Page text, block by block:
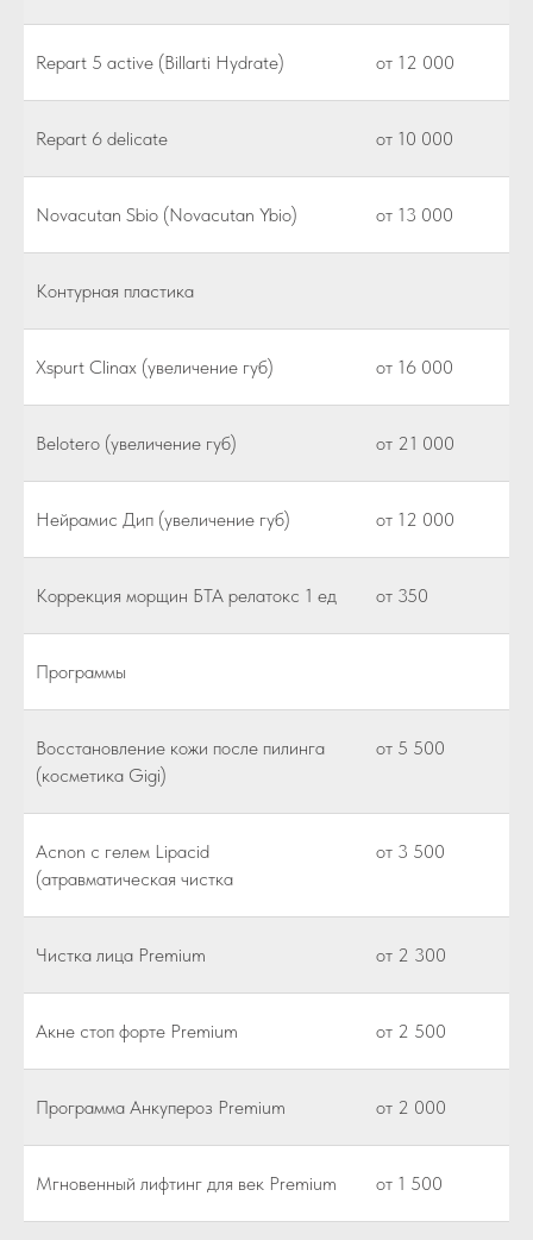
Repart 5 active (Billarti Hydrate) от 12 000
Repart 6 delicate от 10 000
Novacutan Sbio (Novacutan Ybio) от 13 000
Контурная пластика
Xspurt Clinax (увеличение губ) от 16 000
Belotero (увеличение губ) от 21 000
Нейрамис Дип (увеличение губ) от 12 000
Коррекция морщин БТА релатокс 1 ед от 350
Программы
Восстановление кожи после пилинга
(косметика Gigi)
от 5 500
Acnon c гелем Lipacid
(атравматическая чистка
от 3 500
Чистка лица Premium от 2 300
Акне стоп форте Premium от 2 500
Программа Анкупероз Premium от 2 000
Мгновенный лифтинг для век Premium от 1 500